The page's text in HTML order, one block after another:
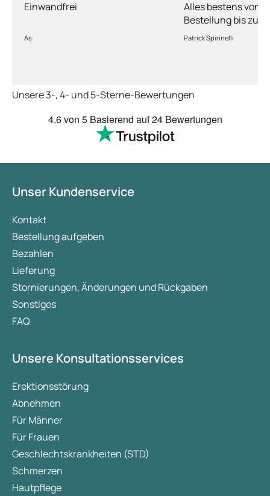
Einwandfrei
As
Alles bestens von
Bestellung bis zur
Ware sorgfältig
schnelle
Patrick Spirinelli
Unsere 3-, 4- und 5-Sterne-Bewertungen
4.6von 5 Basierend auf24 Bewertungen
Unser Kundenservice
Kontakt
Bestellung aufgeben
Bezahlen
Lieferung
Stornierungen, Änderungen und Rückgaben
Sonstiges
FAQ
Unsere Konsultationsservices
Erektionsstörung
Abnehmen
Für Männer
Für Frauen
Geschlechtskrankheiten (STD)
Schmerzen
Hautpflege